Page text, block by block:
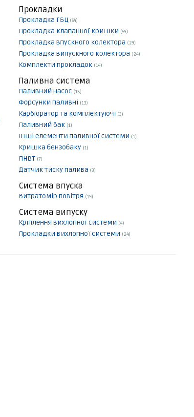
Прокладки
Прокладка ГБЦ (54)
Прокладка клапанної кришки (59)
Прокладка впускного колектора (29)
Прокладка випускного колектора (24)
Комплекти прокладок (14)
Паливна система
Паливний насос (16)
Форсунки паливні (13)
Карбюратор та комплектуючі (3)
Паливний бак (1)
Інші елементи паливної системи (1)
Кришка бензобаку (1)
ПНВТ (7)
Датчик тиску палива (3)
Система впуска
Витратомір повітря (19)
Система випуску
Кріплення вихлопної системи (4)
Прокладки вихлопної системи (24)